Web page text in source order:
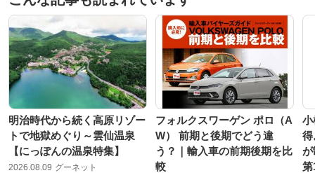
明治時代から続く高原リゾー
トで地獄めぐり～雲仙温泉
【にっぽんの温泉特集】
2026.08.09 グーネット
フォルクスワーゲン ポロ（A
W） 前期と後期でどう違
う？｜輸入車の前期後期を比
較
小
得
が
第